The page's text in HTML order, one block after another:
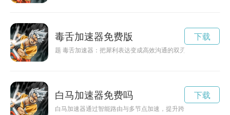
毒舌加速器免费版
题 毒舌加速器：把犀利表达变成高效沟通的双刃剑# 关键词 毒
下载
白马加速器免费吗
白马加速器通过智能路由与多节点加速，提升跨境访问、游戏
下载